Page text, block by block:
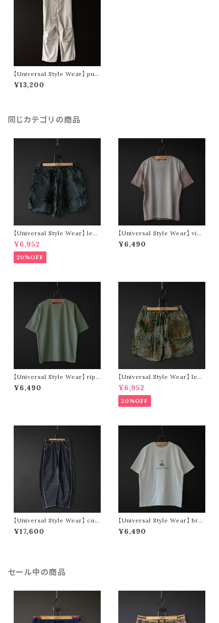
【Universal Style Wear】 puc
kering pants (light gray)
¥13,200
同じカテゴリの商品
【Universal Style Wear】 leaf
short pants (black)
¥6,952
20%OFF
【Universal Style Wear】 vint
age type tee (pink)
¥6,490
【Universal Style Wear】 ripp
le stretch wide tee (green)
¥6,490
【Universal Style Wear】 leaf
short pants (olive)
¥6,952
20%OFF
【Universal Style Wear】 cur
ve painter pants (indigo)
¥17,600
【Universal Style Wear】 bre
men tee (off white)
¥6,490
セール中の商品